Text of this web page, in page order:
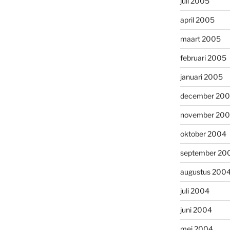
april 2005
maart 2005
februari 2005
januari 2005
december
november
oktober 2004
september
augustus
juli 2004
juni 2004